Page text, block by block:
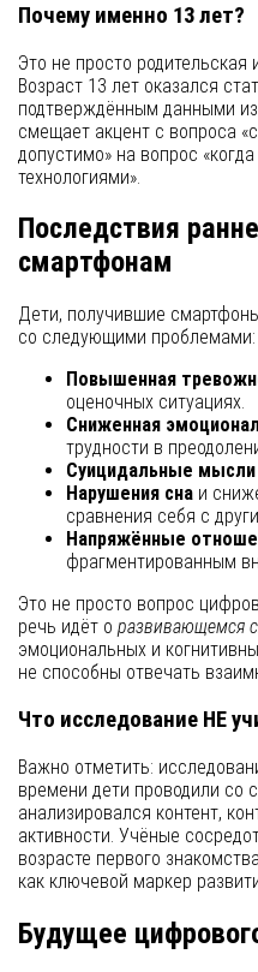
Почему именно 13 лет?
Это не просто родительская
Возраст 13 лет оказался
подтверждённым данными
смещает акцент с вопроса
допустимо» на вопрос
технологиями».
Последствия
смартфонам
Дети, получившие
со следующими проблемами:
Повышенная
оценочных ситуациях.
Сниженная
трудности в
Суицидальные мысли
Нарушения сна и
сравнения себя с
Напряжённые
фрагментированным
Это не просто вопрос
речь идёт о развивающемся
эмоциональных и
не способны отвечать
Что исследование НЕ
Важно отметить:
времени дети проводили со
анализировался контент,
активности. Учёные
возрасте первого
как ключевой маркер
Будущее